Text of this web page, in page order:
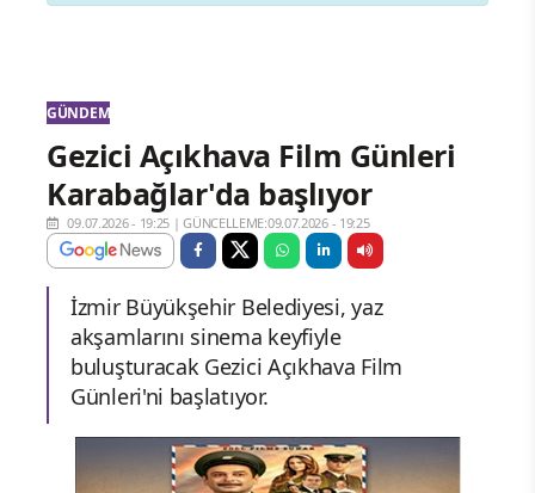
GÜNDEM
Gezici Açıkhava Film Günleri
Karabağlar'da başlıyor
09.07.2026 - 19:25 |GÜNCELLEME:09.07.2026 - 19:25
İzmir Büyükşehir Belediyesi, yaz
akşamlarını sinema keyfiyle
buluşturacak Gezici Açıkhava Film
Günleri'ni başlatıyor.